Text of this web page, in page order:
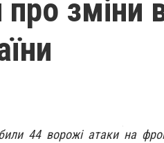
про зміни
44 ворожі атаки на